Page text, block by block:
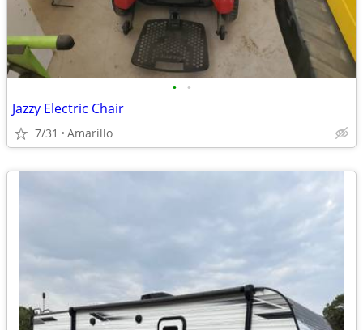
• •
Jazzy Electric Chair
7/31 Amarillo